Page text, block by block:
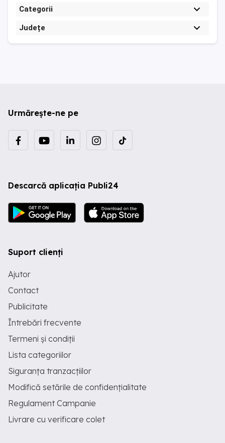
Categorii
Județe
Urmărește-ne pe
Descarcă aplicația Publi24
Suport clienți
Ajutor
Contact
Publicitate
Întrebări frecvente
Termeni și condiții
Lista categoriilor
Siguranța tranzacțiilor
Modifică setările de confidențialitate
Regulament Campanie
Livrare cu verificare colet